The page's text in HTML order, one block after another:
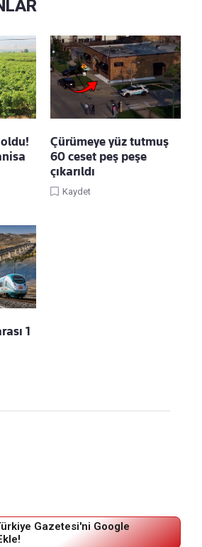
Çürümeye yüz tutmuş
60 ceset peş peşe
çıkarıldı
Kaydet
1
Gazetesi'ni Google